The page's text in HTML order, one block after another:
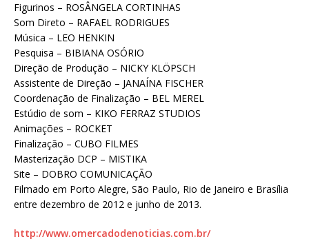
Figurinos – ROSÂNGELA CORTINHAS
Som Direto – RAFAEL RODRIGUES
Música – LEO HENKIN
Pesquisa – BIBIANA OSÓRIO
Direção de Produção – NICKY KLÖPSCH
Assistente de Direção – JANAÍNA FISCHER
Coordenação de Finalização – BEL MEREL
Estúdio de som – KIKO FERRAZ STUDIOS
Animações – ROCKET
Finalização – CUBO FILMES
Masterização DCP – MISTIKA
Site – DOBRO COMUNICAÇÃO
Filmado em Porto Alegre, São Paulo, Rio de Janeiro e Brasília
entre dezembro de 2012 e junho de 2013.
http://www.omercadodenoticias.com.br/